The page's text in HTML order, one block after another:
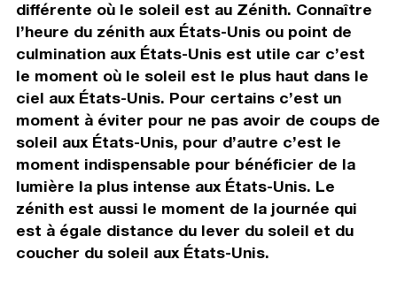
différente où le soleil est au Zénith. Connaître
l’heure du zénith aux États-Unis ou point de
culmination aux États-Unis est utile car c’est
le moment où le soleil est le plus haut dans le
ciel aux États-Unis. Pour certains c’est un
moment à éviter pour ne pas avoir de coups de
soleil aux États-Unis, pour d’autre c’est le
moment indispensable pour bénéficier de la
lumière la plus intense aux États-Unis. Le
zénith est aussi le moment de la journée qui
est à égale distance du lever du soleil et du
coucher du soleil aux États-Unis.